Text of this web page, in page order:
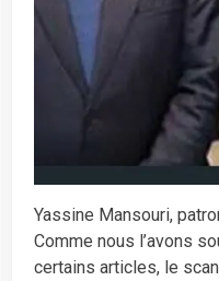
Yassine Mansouri,
Comme nous l’avons
certains articles, le